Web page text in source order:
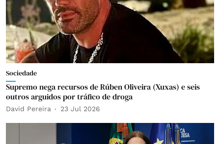
Sociedade
Supremo nega recursos de Rúben Oliveira (Xuxas) e seis
outros arguidos por tráfico de droga
David Pereira 23 Jul 2026